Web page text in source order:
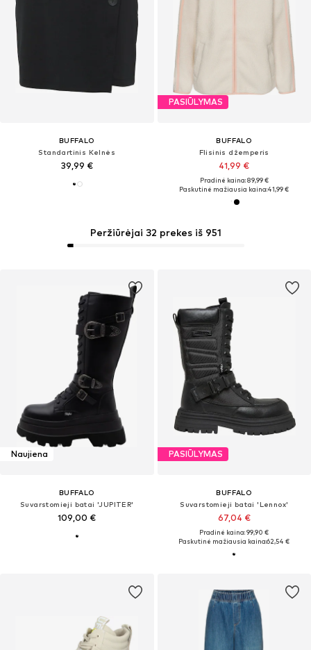
Peržiūrėjai 32 prekes iš 951
BUFFALO
Standartinis Kelnės
39,99 €
PASIŪLYMAS
BUFFALO
Flisinis džemperis
41,99 €
Pradinė kaina: 89,99 €
Paskutinė mažiausia kaina:41,99 €
Naujiena
BUFFALO
Suvarstomieji batai 'JUPITER'
109,00 €
PASIŪLYMAS
BUFFALO
Suvarstomieji batai 'Lennox'
67,04 €
Pradinė kaina: 99,90 €
Paskutinė mažiausia kaina:62,54 €